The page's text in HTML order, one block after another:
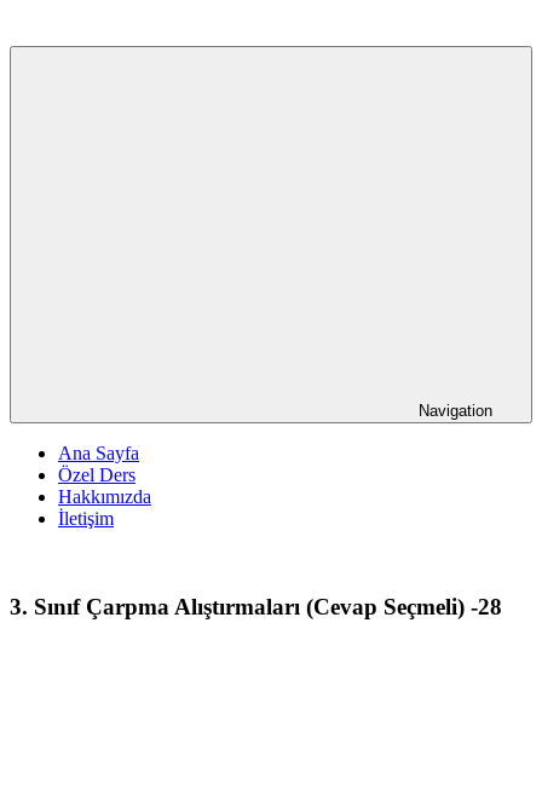
Navigation
Ana Sayfa
Özel Ders
Hakkımızda
İletişim
3. Sınıf Çarpma Alıştırmaları (Cevap Seçmeli) -28